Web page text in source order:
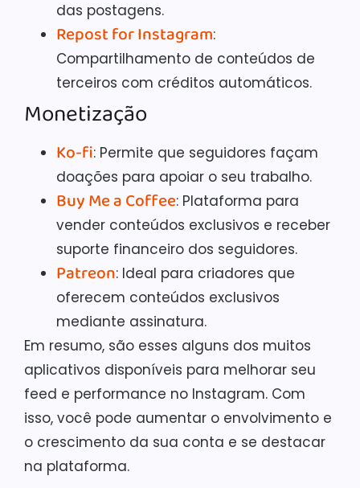
das postagens.
Repost for Instagram:
Compartilhamento de conteúdos de
terceiros com créditos automáticos.
Monetização
Ko-fi: Permite que seguidores façam
doações para apoiar o seu trabalho.
Buy Me a Coffee: Plataforma para
vender conteúdos exclusivos e receber
suporte financeiro dos seguidores.
Patreon: Ideal para criadores que
oferecem conteúdos exclusivos
mediante assinatura.
Em resumo, são esses alguns dos muitos
aplicativos disponíveis para melhorar seu
feed e performance no Instagram. Com
isso, você pode aumentar o envolvimento e
o crescimento da sua conta e se destacar
na plataforma.